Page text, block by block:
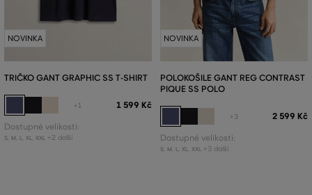
NOVINKA
TRIČKO GANT GRAPHIC SS T-SHIRT
+1 1 599 Kč
Dostupné velikosti:
S, M L XL XXL +2 další
NOVINKA
POLOKOŠILE GANT REG CONTRAST
PIQUE SS POLO
+3 2 599 Kč
Dostupné velikosti:
S, M L XL XXL +3 další